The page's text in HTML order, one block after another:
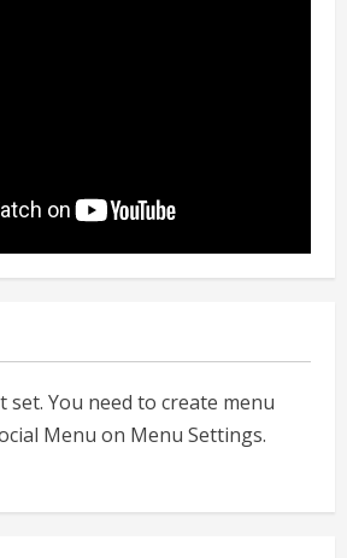
set. You need to create menu
Menu on Menu Settings.
की रिपोर्ट पर भी मिलेगा
July 24, 2026
के अध्यक्ष नंद लाल का निधन